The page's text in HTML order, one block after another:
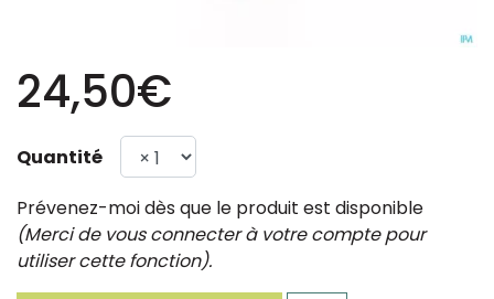
24,50€
Quantité
Prévenez-moi dès que le produit est disponible
(Merci de vous connecter à votre compte pour
utiliser cette fonction).